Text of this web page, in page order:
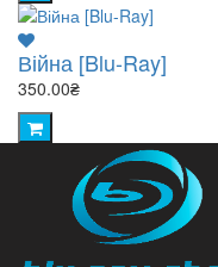
Війна [Blu-Ray]
350.00₴